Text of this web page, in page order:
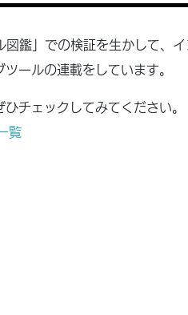
鑑」での検証を生かして、
ールの連載をしています。
チェックしてみてください。
覧